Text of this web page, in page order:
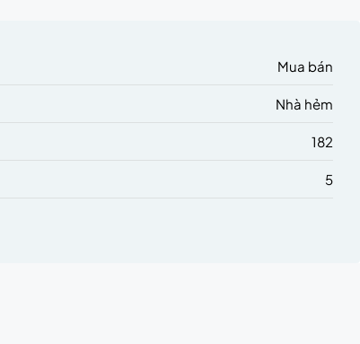
Mua bán
Nhà hẻm
182
5